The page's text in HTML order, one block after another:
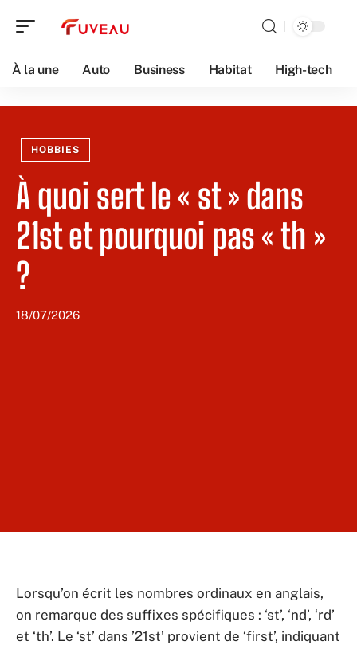
À la une Auto Business Habitat High-tech
HOBBIES
À quoi sert le « st » dans
21st et pourquoi pas « th »
?
18/07/2026
Lorsqu’on écrit les nombres ordinaux en anglais,
on remarque des suffixes spécifiques : ‘st’, ‘nd’, ‘rd’
et ‘th’. Le ‘st’ dans ’21st’ provient de ‘first’, indiquant